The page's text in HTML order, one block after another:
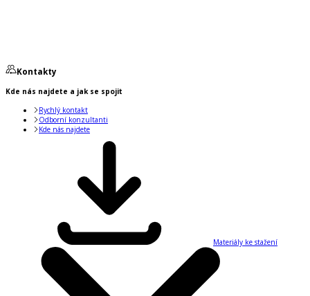
Kontakty
Kde nás najdete a jak se spojit
Rychlý kontakt
Odborní konzultanti
Kde nás najdete
Materiály ke stažení